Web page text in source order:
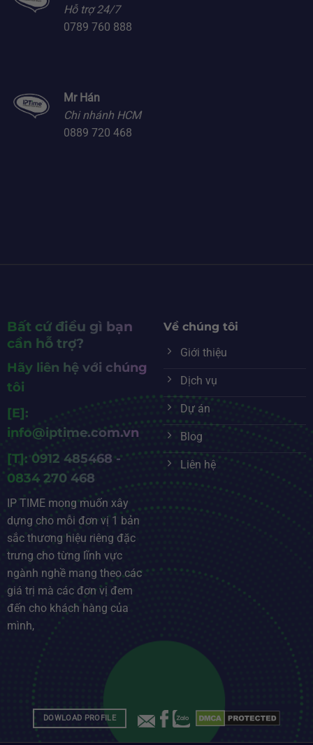
Hỗ trợ 24/7
0789 760 888
Mr Hán
Chi nhánh HCM
0889 720 468
Bất cứ điều gì bạn
cần hỗ trợ?
Hãy liên hệ với chúng
tôi
[E]:
info@iptime.com.vn
[T]: 0912 485468 -
0834 270 468
IP TIME mong muốn xây
dựng cho mỗi đơn vị 1 bản
sắc thương hiệu riêng đặc
trưng cho từng lĩnh vực
ngành nghề mang theo các
giá trị mà các đơn vị đem
đến cho khách hàng của
mình,
Về chúng tôi
Giới thiệu
Dịch vụ
Dự án
Blog
Liên hệ
DOWLOAD PROFILE